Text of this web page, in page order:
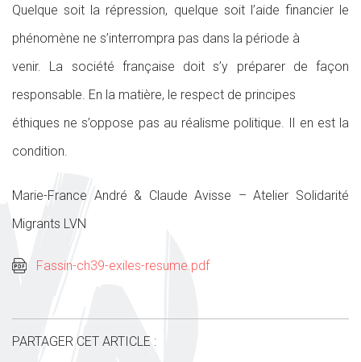
Quelque soit la répression, quelque soit l’aide financier le
phénomène ne s’interrompra pas dans la période à
venir. La société française doit s’y préparer de façon
responsable. En la matière, le respect de principes
éthiques ne s’oppose pas au réalisme politique. Il en est la
condition.
Marie-France André & Claude Avisse – Atelier Solidarité
Migrants LVN
Fassin-ch39-exiles-resume.pdf
PARTAGER CET ARTICLE :